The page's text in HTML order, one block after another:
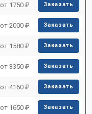
от 1750 ₽ Заказать
от 2000 ₽ Заказать
от 1580 ₽ Заказать
от 3350 ₽ Заказать
от 4160 ₽ Заказать
от 1650 ₽ Заказать